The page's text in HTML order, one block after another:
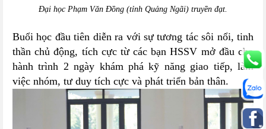
Đại học Phạm Văn Đồng (tỉnh Quảng Ngãi) truyền đạt.
Buổi học đầu tiên diễn ra với sự tương tác sôi nổi, tinh
thần chủ động, tích cực từ các bạn HSSV mở đầu cho
hành trình 2 ngày khám phá kỹ năng giao tiếp, làm
việc nhóm, tư duy tích cực và phát triển bản thân.